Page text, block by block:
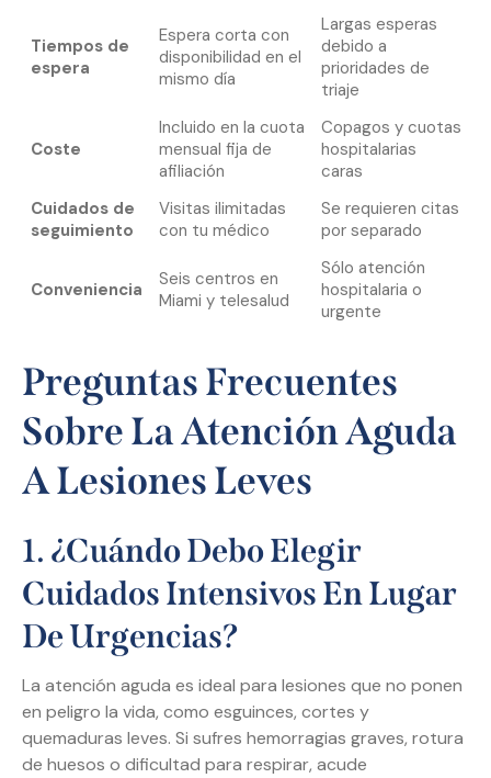
Tiempos de
espera
Espera corta con
disponibilidad en el
mismo día
Largas esperas
debido a
prioridades de
triaje
Coste
Incluido en la cuota
mensual fija de
afiliación
Copagos y cuotas
hospitalarias
caras
Cuidados de
seguimiento
Visitas ilimitadas
con tu médico
Se requieren citas
por separado
Conveniencia
Seis centros en
Miami y telesalud
Sólo atención
hospitalaria o
urgente
Preguntas Frecuentes
Sobre La Atención Aguda
A Lesiones Leves
1. ¿Cuándo Debo Elegir
Cuidados Intensivos En Lugar
De Urgencias?
La atención aguda es ideal para lesiones que no ponen
en peligro la vida, como esguinces, cortes y
quemaduras leves. Si sufres hemorragias graves, rotura
de huesos o dificultad para respirar, acude